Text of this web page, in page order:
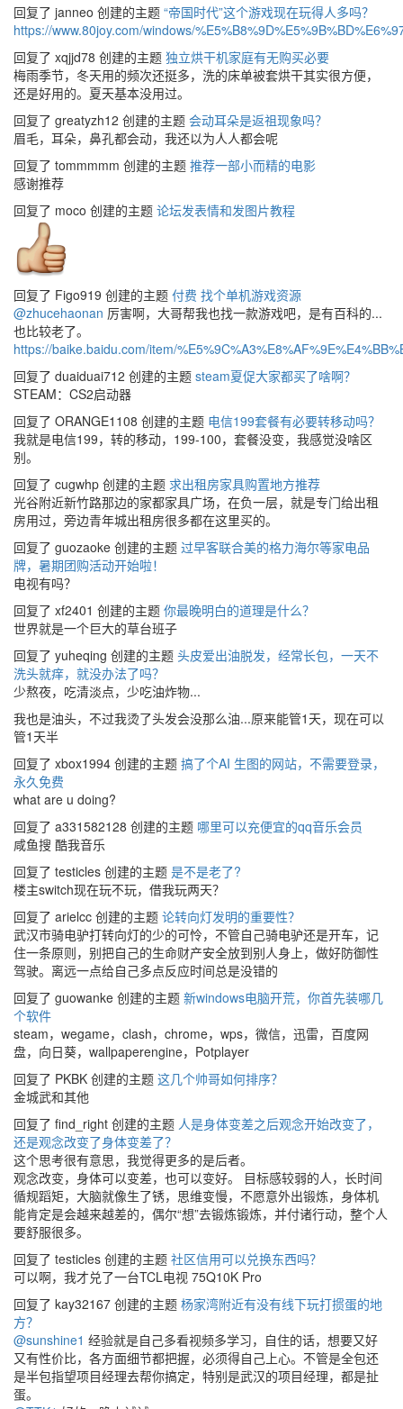
回复了 janneo 创建的主题 “帝国时代”这个游戏现在玩得人多吗？
https://www.80joy.com/windows/
回复了 xqjjd78 创建的主题 独立烘干机家庭有无购买必要
梅雨季节，冬天用的频次还挺多，洗的床单被套烘干其实很方便，
还是好用的。夏天基本没用过。
回复了 greatyzh12 创建的主题 会动耳朵是返祖现象吗？
眉毛，耳朵，鼻孔都会动，我还以为人人都会呢
回复了 tommmmm 创建的主题 推荐一部小而精的电影
感谢推荐
回复了 moco 创建的主题 论坛发表情和发图片教程
回复了 Figo919 创建的主题 付费 找个单机游戏资源
@zhucehaonan 厉害啊，大哥帮我也找一款游戏吧，是有百科的...
也比较老了。
https://baike.baidu.com/item/
回复了 duaiduai712 创建的主题 steam夏促大家都买了啥啊？
STEAM：CS2启动器
回复了 ORANGE1108 创建的主题 电信199套餐有必要转移动吗？
我就是电信199，转的移动，199-100，套餐没变，我感觉没啥区
别。
回复了 cugwhp 创建的主题 求出租房家具购置地方推荐
光谷附近新竹路那边的家都家具广场，在负一层，就是专门给出租
房用过，旁边青年城出租房很多都在这里买的。
回复了 guozaoke 创建的主题 过早客联合美的格力海尔等家电品
牌，暑期团购活动开始啦！
电视有吗？
回复了 xf2401 创建的主题 你最晚明白的道理是什么？
世界就是一个巨大的草台班子
回复了 yuheqing 创建的主题 头皮爱出油脱发，经常长包，一天不
洗头就痒，就没办法了吗？
少熬夜，吃清淡点，少吃油炸物...
我也是油头，不过我烫了头发会没那么油...原来能管1天，现在可以
管1天半
回复了 xbox1994 创建的主题 搞了个AI 生图的网站，不需要登录，
永久免费
what are u doing?
回复了 a331582128 创建的主题 哪里可以充便宜的qq音乐会员
咸鱼搜 酷我音乐
回复了 testicles 创建的主题 是不是老了?
楼主switch现在玩不玩，借我玩两天？
回复了 arielcc 创建的主题 论转向灯发明的重要性？
武汉市骑电驴打转向灯的少的可怜，不管自己骑电驴还是开车，记
住一条原则，别把自己的生命财产安全放到别人身上，做好防御性
驾驶。离远一点给自己多点反应时间总是没错的
回复了 guowanke 创建的主题 新windows电脑开荒，你首先装哪几
个软件
steam，wegame，clash，chrome，wps，微信，迅雷，百度网
盘，向日葵，wallpaperengine，Potplayer
回复了 PKBK 创建的主题 这几个帅哥如何排序？
金城武和其他
回复了 find_right 创建的主题 人是身体变差之后观念开始改变了，
还是观念改变了身体变差了？
这个思考很有意思，我觉得更多的是后者。
观念改变，身体可以变差，也可以变好。 目标感较弱的人，长时间
循规蹈矩，大脑就像生了锈，思维变慢，不愿意外出锻炼，身体机
能肯定是会越来越差的，偶尔“想”去锻炼锻炼，并付诸行动，整个人
要舒服很多。
回复了 testicles 创建的主题 社区信用可以兑换东西吗？
可以啊，我才兑了一台TCL电视 75Q10K Pro
回复了 kay32167 创建的主题 杨家湾附近有没有线下玩打掼蛋的地
方？
@sunshine1 经验就是自己多看视频多学习，自住的话，想要又好
又有性价比，各方面细节都把握，必须得自己上心。不管是全包还
是半包指望项目经理去帮你搞定，特别是武汉的项目经理，都是扯
蛋。